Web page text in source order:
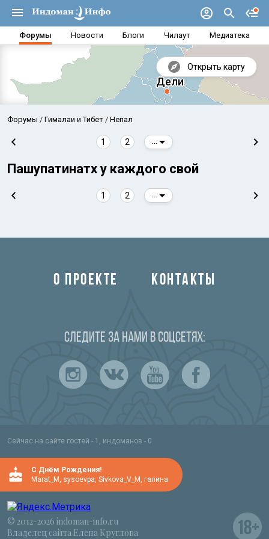
Форумы Новости Блоги Чилаут Медиатека
Открыть карту
Индийский океан
Форумы Гималаи и Тибет Непал
1 2
Пашупатинатх у каждого свой
1 2
О ПРОЕКТЕ КОНТАКТЫ
Следите за нами в соцсетях:
Сейчас на сайте гостей - 1, индоманов - 0
C Днём Рождения!
Marat_M, sysoevpa, Sivkova_V_M, галина
© 2012-2026 indoman-info.ru
Владелец сайта Елена Круглова